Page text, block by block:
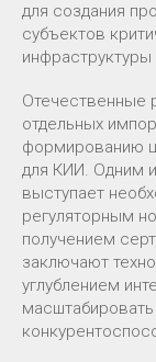
для создания
субъектов
Отечественные
отдельных
формированию
для КИИ. Одним
выступает
регуляторным
получением
заключают
углублением